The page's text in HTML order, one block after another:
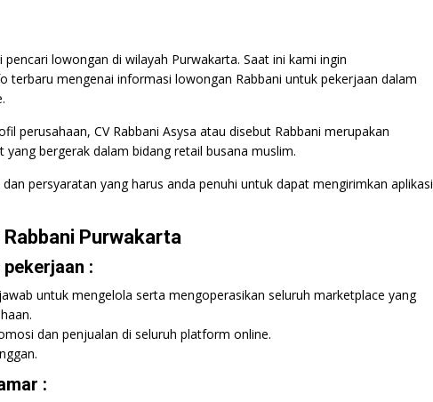
pencari lowongan di wilayah Purwakarta. Saat ini kami ingin
terbaru mengenai informasi lowongan Rabbani untuk pekerjaan dalam
perusahaan, CV Rabbani Asysa atau disebut Rabbani merupakan
yang bergerak dalam bidang retail busana muslim.
persyaratan yang harus anda penuhi untuk dapat mengirimkan aplikasi
Purwakarta
:
untuk mengelola serta mengoperasikan seluruh marketplace yang
dan penjualan di seluruh platform online.
: